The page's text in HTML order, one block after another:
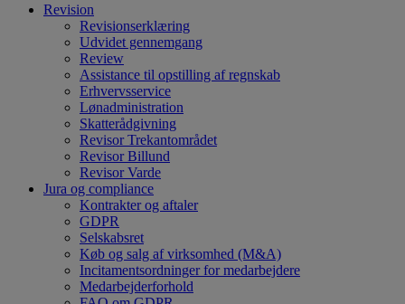
Revision
Revisionserklæring
Udvidet gennemgang
Review
Assistance til opstilling af regnskab
Erhvervsservice
Lønadministration
Skatterådgivning
Revisor Trekantområdet
Revisor Billund
Revisor Varde
Jura og compliance
Kontrakter og aftaler
GDPR
Selskabsret
Køb og salg af virksomhed (M&A)
Incitamentsordninger for medarbejdere
Medarbejderforhold